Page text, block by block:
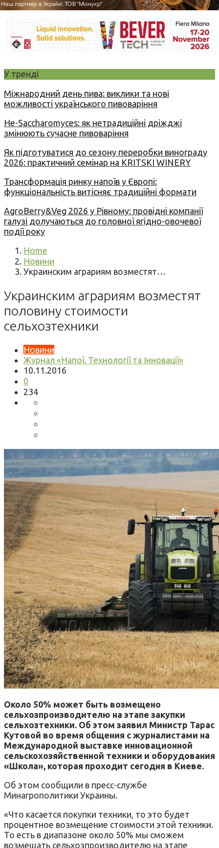
У тренді
Міжнародний день пива: виклики та нові
можливості українського пивоваріння
Не-Saccharomyces: як нетрадиційні дріжджі
змінюють сучасне пивоваріння
Як підготуватися до сезону переробки винограду
2026: практичний семінар на KRITSKI WINERY
Трансформація ринку напоїв у Європі:
функціональність витісняє традиційні формати
AgroBerry&Veg 2026 у Рівному: провідні компанії
галузі долучаються до головної ягідно-овочевої
події року
Home
Новини
Украинским аграриям возместят…
Украинским аграриям возместят
половину стоимости
сельхозтехники
Новини
Журнал «Напої. Технології та Інновації»
10.11.2016
0
234
Около 50% может быть возмещено
сельхозпроизводителю на этапе закупки
сельхозтехники. Об этом заявил Министр Тарас
Кутовой во время общения с журналистами на
Международной выставке инновационной
сельскохозяйственной техники и оборудования
«Школа», которая проходит сегодня в Киеве.
Об этом сообщили в пресс-службе
Минагрополитики Украины.
«Что касается покупки техники, то это будет
процентное возмещение стоимости этой техники.
То есть в диапазоне около 50% мы сможем
возмещать сельхозпроизводителю на этапе